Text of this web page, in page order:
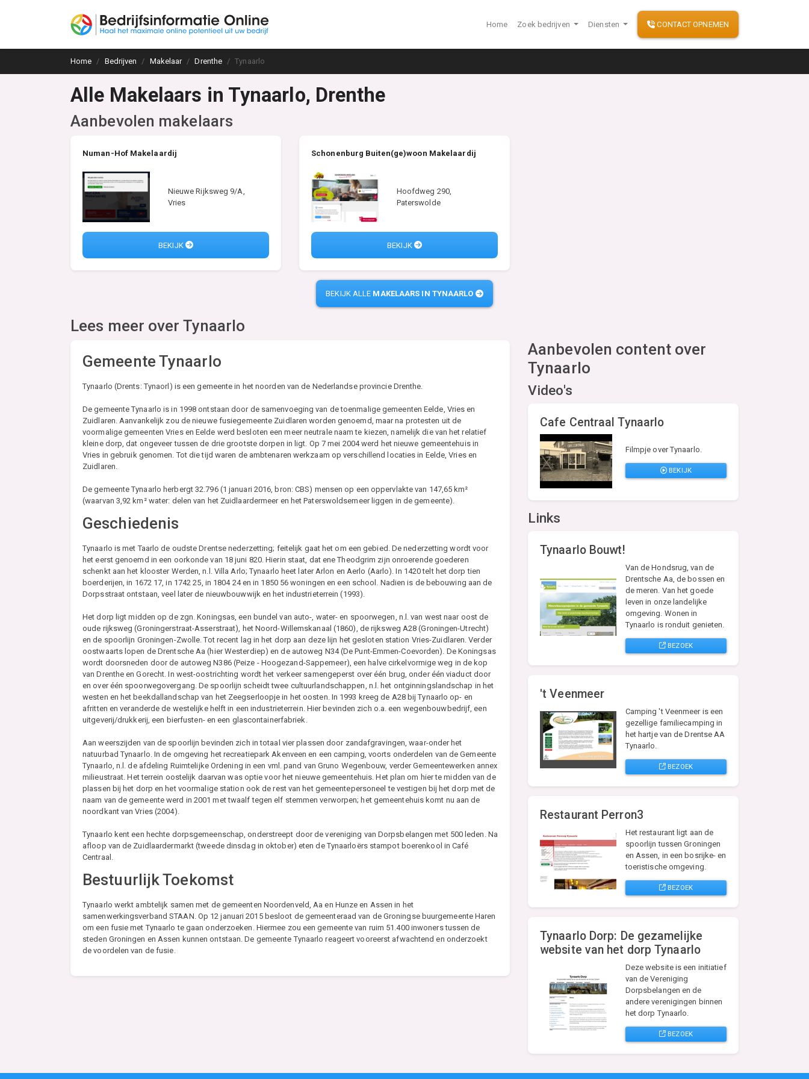
Home Zoek bedrijven Diensten CONTACT OPNEMEN
Home Bedrijven Makelaar Drenthe Tynaarlo
Alle Makelaars in Tynaarlo, Drenthe
Aanbevolen makelaars
Numan-Hof Makelaardij
Nieuwe Rijksweg 9/A,
Vries
BEKIJK
Schonenburg Buiten(ge)woon Makelaardij
Hoofdweg 290,
Paterswolde
BEKIJK
BEKIJK ALLE MAKELAARS IN TYNAARLO
Lees meer over Tynaarlo
Gemeente Tynaarlo
Tynaarlo (Drents: Tynaorl) is een gemeente in het noorden van de Nederlandse provincie Drenthe.
De gemeente Tynaarlo is in 1998 ontstaan door de samenvoeging van de toenmalige gemeenten Eelde, Vries en
Zuidlaren. Aanvankelijk zou de nieuwe fusiegemeente Zuidlaren worden genoemd, maar na protesten uit de
voormalige gemeenten Vries en Eelde werd besloten een meer neutrale naam te kiezen, namelijk die van het relatief
kleine dorp, dat ongeveer tussen de drie grootste dorpen in ligt. Op 7 mei 2004 werd het nieuwe gemeentehuis in
Vries in gebruik genomen. Tot die tijd waren de ambtenaren werkzaam op verschillend locaties in Eelde, Vries en
Zuidlaren.
De gemeente Tynaarlo herbergt 32.796 (1 januari 2016, bron: CBS) mensen op een oppervlakte van 147,65 km²
(waarvan 3,92 km² water: delen van het Zuidlaardermeer en het Paterswoldsemeer liggen in de gemeente).
Geschiedenis
Tynaarlo is met Taarlo de oudste Drentse nederzetting; feitelijk gaat het om een gebied. De nederzetting wordt voor
het eerst genoemd in een oorkonde van 18 juni 820. Hierin staat, dat ene Theodgrim zijn onroerende goederen
schenkt aan het klooster Werden, n.l. Villa Arlo; Tynaarlo heet later Arlon en Aerlo (Aarlo). In 1420 telt het dorp tien
boerderijen, in 1672 17, in 1742 25, in 1804 24 en in 1850 56 woningen en een school. Nadien is de bebouwing aan de
Dorpsstraat ontstaan, veel later de nieuwbouwwijk en het industrieterrein (1993).
Het dorp ligt midden op de zgn. Koningsas, een bundel van auto-, water- en spoorwegen, n.l. van west naar oost de
oude rijksweg (Groningerstraat-Asserstraat), het Noord-Willemskanaal (1860), de rijksweg A28 (Groningen-Utrecht)
en de spoorlijn Groningen-Zwolle. Tot recent lag in het dorp aan deze lijn het gesloten station Vries-Zuidlaren. Verder
oostwaarts lopen de Drentsche Aa (hier Westerdiep) en de autoweg N34 (De Punt-Emmen-Coevorden). De Koningsas
wordt doorsneden door de autoweg N386 (Peize - Hoogezand-Sappemeer), een halve cirkelvormige weg in de kop
van Drenthe en Gorecht. In west-oostrichting wordt het verkeer samengeperst over één brug, onder één viaduct door
en over één spoorwegovergang. De spoorlijn scheidt twee cultuurlandschappen, n.l. het ontginningslandschap in het
westen en het beekdallandschap van het Zeegserloopje in het oosten. In 1993 kreeg de A28 bij Tynaarlo op- en
afritten en veranderde de westelijke helft in een industrieterrein. Hier bevinden zich o.a. een wegenbouwbedrijf, een
uitgeverij/drukkerij, een bierfusten- en een glascontainerfabriek.
Aan weerszijden van de spoorlijn bevinden zich in totaal vier plassen door zandafgravingen, waar-onder het
natuurbad Tynaarlo. In de omgeving het recreatiepark Akenveen en een camping, voorts onderdelen van de Gemeente
Tynaarlo, n.l. de afdeling Ruimtelijke Ordening in een vml. pand van Gruno Wegenbouw, verder Gemeentewerken annex
milieustraat. Het terrein oostelijk daarvan was optie voor het nieuwe gemeentehuis. Het plan om hier te midden van de
plassen bij het dorp en het voormalige station ook de rest van het gemeentepersoneel te vestigen bij het dorp met de
naam van de gemeente werd in 2001 met twaalf tegen elf stemmen verworpen; het gemeentehuis komt nu aan de
noordkant van Vries (2004).
Tynaarlo kent een hechte dorpsgemeenschap, onderstreept door de vereniging van Dorpsbelangen met 500 leden. Na
afloop van de Zuidlaardermarkt (tweede dinsdag in oktober) eten de Tynaarloërs stampot boerenkool in Café
Centraal.
Bestuurlijk Toekomst
Tynaarlo werkt ambtelijk samen met de gemeenten Noordenveld, Aa en Hunze en Assen in het
samenwerkingsverband STAAN. Op 12 januari 2015 besloot de gemeenteraad van de Groningse buurgemeente Haren
om een fusie met Tynaarlo te gaan onderzoeken. Hiermee zou een gemeente van ruim 51.400 inwoners tussen de
steden Groningen en Assen kunnen ontstaan. De gemeente Tynaarlo reageert vooreerst afwachtend en onderzoekt
de voordelen van de fusie.
Aanbevolen content over
Tynaarlo
Video's
Cafe Centraal Tynaarlo
Filmpje over Tynaarlo.
BEKIJK
Links
Tynaarlo Bouwt!
Van de Hondsrug, van de
Drentsche Aa, de bossen en
de meren. Van het goede
leven in onze landelijke
omgeving. Wonen in
Tynaarlo is ronduit genieten.
BEZOEK
't Veenmeer
Camping 't Veenmeer is een
gezellige familiecamping in
het hartje van de Drentse AA
Tynaarlo.
BEZOEK
Restaurant Perron3
Het restaurant ligt aan de
spoorlijn tussen Groningen
en Assen, in een bosrijke- en
toeristische omgeving.
BEZOEK
Tynaarlo Dorp: De gezamelijke
website van het dorp Tynaarlo
Deze website is een initiatief
van de Vereniging
Dorpsbelangen en de
andere verenigingen binnen
het dorp Tynaarlo.
BEZOEK